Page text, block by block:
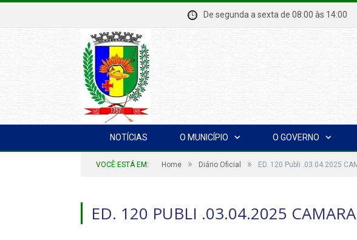
De segunda a sexta de 08:00 às
NOTÍCIAS O MUNICÍPIO O GOVERNO
VOCÊ ESTÁ EM: Home » Diário Oficial » ED. 120 Publi .03.04.2025
ED. 120 PUBLI .03.04.2025